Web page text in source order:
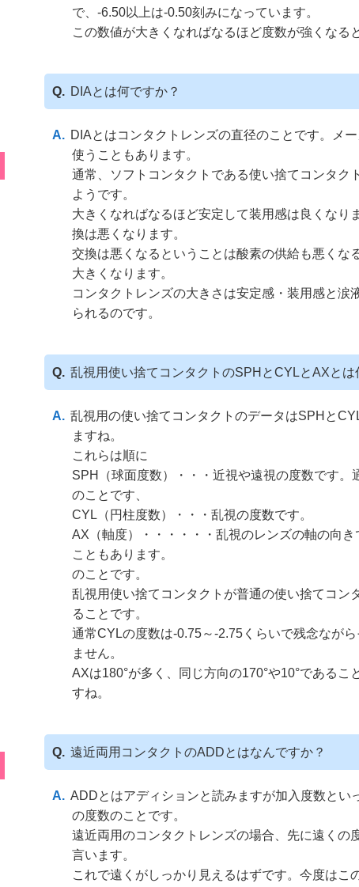
で、-6.50以上は-0.50刻みになっています。
この数値が大きくなればなるほど度数が強くなる
DIAとは何ですか？
DIAとはコンタクトレンズの直径のことです。メ
使うこともあります。
通常、ソフトコンタクトである使い捨てコンタク
ようです。
大きくなればなるほど安定して装用感は良くなり
換は悪くなります。
交換は悪くなるということは酸素の供給も悪くな
大きくなります。
コンタクトレンズの大きさは安定感・装用感と涙
られるのです。
乱視用使い捨てコンタクトのSPHとCYLとAXとは
乱視用の使い捨てコンタクトのデータはSPHと
ますね。
これらは順に
SPH（球面度数）・・・近視や遠視の度数です。
のことです、
CYL（円柱度数）・・・乱視の度数です。
AX（軸度）・・・・・・乱視のレンズの軸の向
こともあります。
のことです。
乱視用使い捨てコンタクトが普通の使い捨てコン
ることです。
通常CYLの度数は-0.75～-2.75くらいで残念なが
ません。
AXは180°が多く、同じ方向の170°や10°であるこ
すね。
遠近両用コンタクトのADDとはなんですか？
ADDとはアディションと読みますが加入度数とい
の度数のことです。
遠近両用のコンタクトレンズの場合、先に遠くの
言います。
これで遠くがしっかり見えるはずです。今度はこ